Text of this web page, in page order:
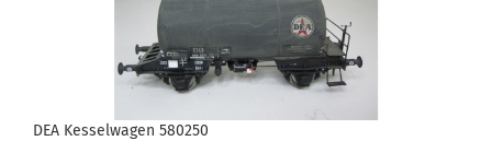
DEA Kesselwagen 580250